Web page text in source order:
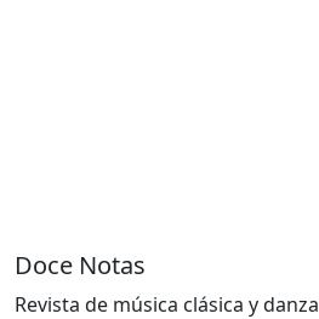
Doce Notas
Revista de música clásica y danza